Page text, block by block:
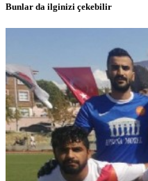
Bunlar da ilginizi çekebilir